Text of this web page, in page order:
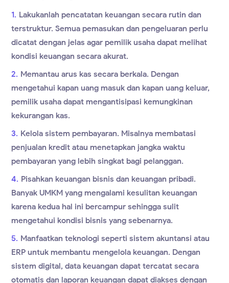
Lakukanlah pencatatan keuangan secara rutin dan
terstruktur. Semua pemasukan dan pengeluaran perlu
dicatat dengan jelas agar pemilik usaha dapat melihat
kondisi keuangan secara akurat.
Memantau arus kas secara berkala. Dengan
mengetahui kapan uang masuk dan kapan uang keluar,
pemilik usaha dapat mengantisipasi kemungkinan
kekurangan kas.
Kelola sistem pembayaran. Misalnya membatasi
penjualan kredit atau menetapkan jangka waktu
pembayaran yang lebih singkat bagi pelanggan.
Pisahkan keuangan bisnis dan keuangan pribadi.
Banyak UMKM yang mengalami kesulitan keuangan
karena kedua hal ini bercampur sehingga sulit
mengetahui kondisi bisnis yang sebenarnya.
Manfaatkan teknologi seperti sistem akuntansi atau
ERP untuk membantu mengelola keuangan. Dengan
sistem digital, data keuangan dapat tercatat secara
otomatis dan laporan keuangan dapat diakses dengan